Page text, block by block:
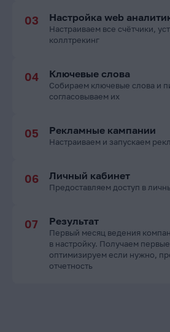
Настройка web
Настраиваем все счётчики,
коллтрекинг
Ключевые слова
Собираем ключевые слова и
согласовываем их
Рекламные кампании
Настраиваем и запускаем
Личный кабинет
Предоставляем доступ в
Результат
Первый месяц ведения
в настройку. Получаем
оптимизируем если нужно,
отчетность